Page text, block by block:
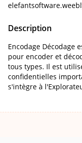
Description
Encodage Décodage
pour encoder et
tous types. Il est
confidentielles
s'intègre à